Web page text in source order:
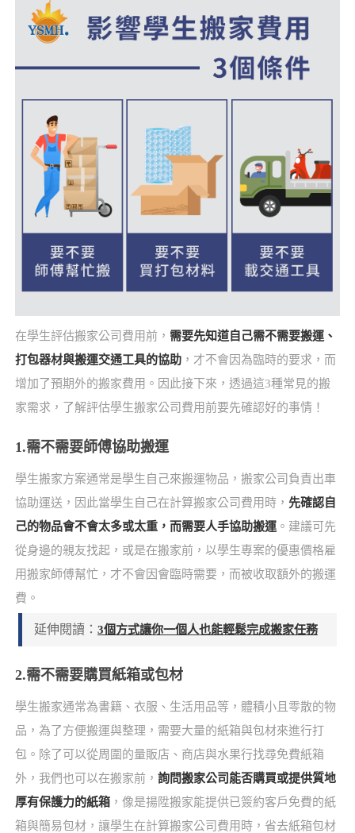
在學生評估搬家公司費用前， 需要先知道自己需不需要搬運、
打包器材與搬運交通工具的協助，才不會因為臨時的要求，而
增加了預期外的搬家費用。因此接下來，透過這3種常見的搬
家需求，了解評估學生搬家公司費用前要先確認好的事情！
1.需不需要師傅協助搬運
學生搬家方案通常是學生自己來搬運物品，搬家公司負責出車
協助運送，因此當學生自己在計算搬家公司費用時， 先確認自
己的物品會不會太多或太重，而需要人手協助搬運。建議可先
從身邊的親友找起，或是在搬家前，以學生專案的優惠價格雇
用搬家師傅幫忙，才不會因會臨時需要，而被收取額外的搬運
費。
延伸閱讀：3個方式讓你一個人也能輕鬆完成搬家任務
2.需不需要購買紙箱或包材
學生搬家通常為書籍、衣服、生活用品等，體積小且零散的物
品，為了方便搬運與整理，需要大量的紙箱與包材來進行打
包。除了可以從周圍的量販店、商店與水果行找尋免費紙箱
外，我們也可以在搬家前， 詢問搬家公司能否購買或提供質地
厚有保護力的紙箱，像是揚陞搬家能提供已簽約客戶免費的紙
箱與簡易包材，讓學生在計算搬家公司費用時，省去紙箱包材